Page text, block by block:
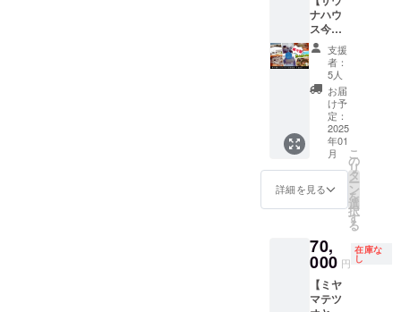
は伸び
ており
ます。
に5名で
利用の
場合］
通常
55,000
円(今帰
仁そば
食事代
含む)
→40,00
0円とな
り27％
オ
ちゃお
得とな
す。
『サウ
きる権
利で
す。 特
典）宿
泊者全
員に、
今帰仁
そばの
お好き
なメ
ニュー
を１品
ご自由
だけま
す。
［例え
ば週末
に5名で
ナハウ
ス今帰
仁2泊3
日宿泊
権＆今
帰仁そ
ば人数
分ご提
供③】
大人気
につき
再々販
させて
いただ
きま
今帰仁
そばか
ら車で5
分の場
所に位
支援
者：
5人
お届
け予
定：
2025
年01
月
詳細を見る
こ
の
リ
タ
ー
ン
を
選
択
す
る
70,
000 円
在庫な
し
【ミヤ
マテツ